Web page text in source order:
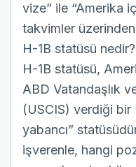
vize” ile “Amerika
takvimler
H-1B statüsü nedir?
H-1B statüsü,
ABD Vatandaşlık
(USCIS) verdiği bir
yabancı”
işverenle, hangi